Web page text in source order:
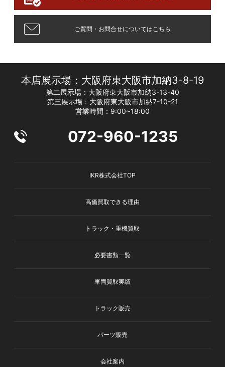
ご質問・お問合せについてはこちら
本店展示場：大阪府東大阪市加納3-8-19
第二展示場：大阪府東大阪市加納3-13-40
第三展示場：大阪府東大阪市加納7-10-21
営業時間：9:00~18:00
072-960-1235
IKR株式会社TOP
高価買取できる理由
トラック・重機買取
必要書類一覧
車両買取実績
トラック販売
パーツ販売
会社案内